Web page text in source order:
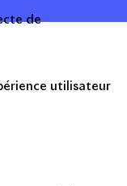
de
utilisateur